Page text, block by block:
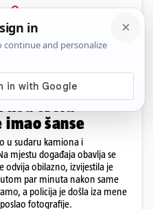
PRIJAVA
Komentari
Clio u
kod čvora
imao šanse
u sudaru kamiona i
mjestu događaja obavlja se
odvija obilazno, izvijestila je
par minuta nakon same
a policija je došla iza mene
fotografije.